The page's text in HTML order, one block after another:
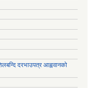
दरभाउपत्र आह्ववानको